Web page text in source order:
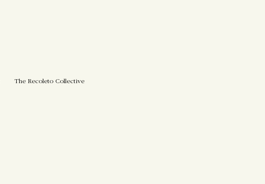
The Recoleto Collective